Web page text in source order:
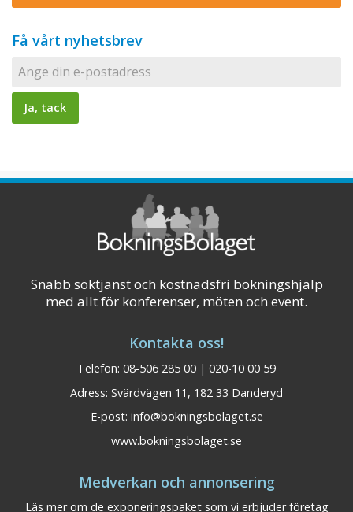
Få vårt nyhetsbrev
Snabb söktjänst och kostnadsfri bokningshjälp
med allt för konferenser, möten och event.
Kontakta oss!
Telefon: 08-506 285 00 | 020-10 00 59
Adress: Svärdvägen 11, 182 33 Danderyd
E-post: info@bokningsbolaget.se
www.bokningsbolaget.se
Medverkan och annonsering
Läs mer om de exponeringspaket som vi erbjuder företag